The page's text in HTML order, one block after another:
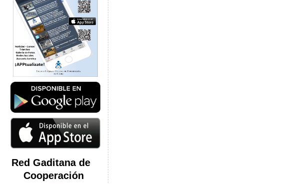
Red Gaditana de
Cooperación